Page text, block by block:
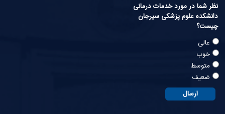
نظر شما در مورد خدمات درمانی
دانشکده علوم پزشکی سیرجان
چیست؟
عالی
خوب
متوسط
ضعیف